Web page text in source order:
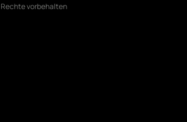
Rechte vorbehalten